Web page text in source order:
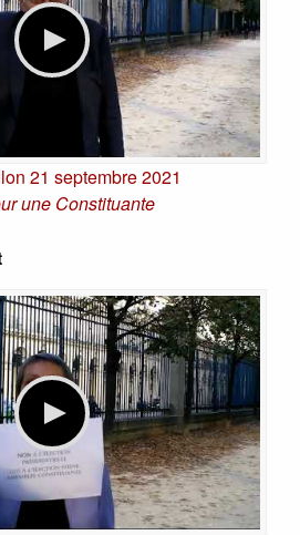
21 septembre 2021
une Constituante